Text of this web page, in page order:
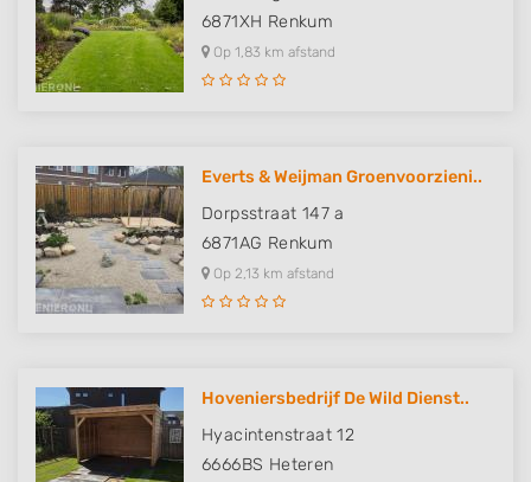
6871XH Renkum
Op 1,83 km afstand
Everts & Weijman Groenvoorzieni..
Dorpsstraat 147 a
6871AG Renkum
Op 2,13 km afstand
Hoveniersbedrijf De Wild Dienst..
Hyacintenstraat 12
6666BS Heteren